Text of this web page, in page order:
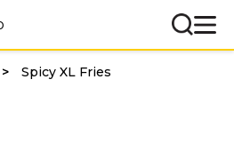
Spicy XL Fries